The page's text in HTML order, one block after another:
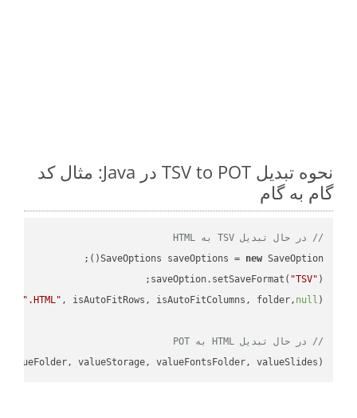
نحوه تبدیل TSV to POT در Java: مثال کد
گام به گام
// در حال تبدیل TSV به HTML
SaveOptions saveOptions = new
saveOption.setSaveFormat( "TSV"
".HTML" , isAutoFitRows, isAutoFitColumns, folder, null
// در حال تبدیل HTML به POT
valueStorage, valueFontsFolder, valueSlides);